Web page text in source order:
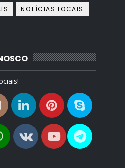
NOTÍCIAS LOCAIS